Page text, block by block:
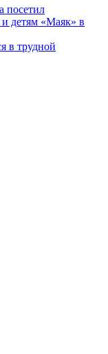
посетил
детям «Маяк» в
в трудной